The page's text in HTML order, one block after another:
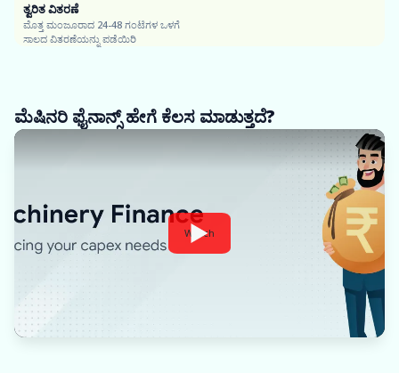
ತ್ವರಿತ ವಿತರಣೆ
ಮೊತ್ತ ಮಂಜೂರಾದ 24-48 ಗಂಟೆಗಳ ಒಳಗೆ
ಸಾಲದ ವಿತರಣೆಯನ್ನು ಪಡೆಯಿರಿ
ಮೆಷಿನರಿ ಫೈನಾನ್ಸ್ ಹೇಗೆ ಕೆಲಸ ಮಾಡುತ್ತದೆ?
Watch